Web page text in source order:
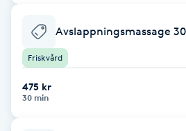
Damklippning
Dermapen
Diamantslipning
E
Avslappningsmassage
Friskvård
475 kr
30 min